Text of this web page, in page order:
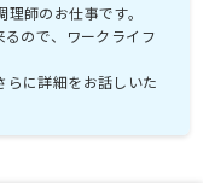
師のお仕事です。
ので、ワークライフ
らに詳細をお話しいた